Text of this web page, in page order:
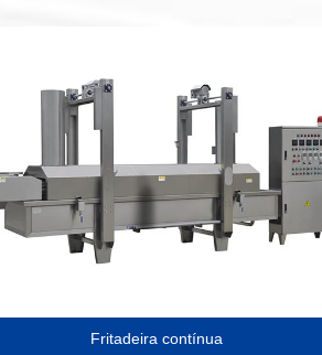
Fritadeira contínua